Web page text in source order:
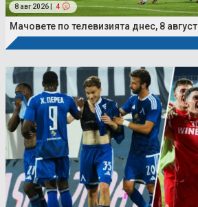
8 авг 2026 | 4
Мачовете по телевизията днес, 8 август